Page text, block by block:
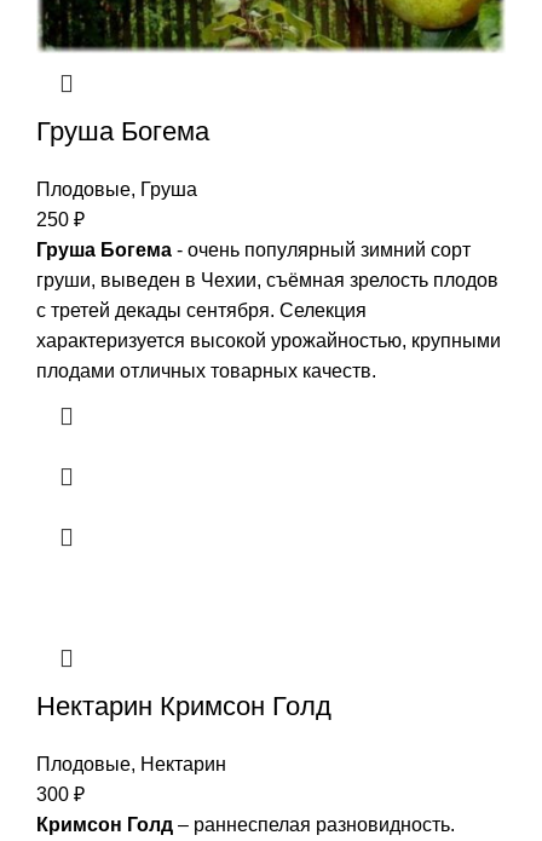
Груша Богема
Плодовые, Груша
250 ₽
Груша Богема - очень популярный зимний сорт
груши, выведен в Чехии, съёмная зрелость плодов
с третей декады сентября. Селекция
характеризуется высокой урожайностью, крупными
плодами отличных товарных качеств.
Нектарин Кримсон Голд
Плодовые, Нектарин
300 ₽
Кримсон Голд – раннеспелая разновидность.